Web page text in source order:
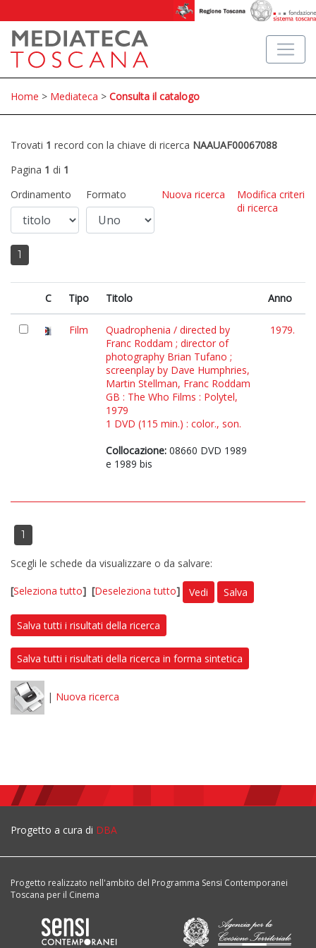
Home > Mediateca > Consulta il catalogo
Trovati 1 record con la chiave di ricerca NAAUAF00067088
Pagina 1 di 1
Ordinamento
Formato Nuova ricerca
Modifica criteri
di ricerca
1
C Tipo Titolo Anno
Film
Quadrophenia / directed by
Franc Roddam ; director of
photography Brian Tufano ;
screenplay by Dave Humphries,
Martin Stellman, Franc Roddam
GB : The Who Films : Polytel,
1979
1 DVD (115 min.) : color., son.
Collocazione: 08660 DVD 1989
e 1989 bis
1979.
1
Scegli le schede da visualizzare o da salvare:
[Seleziona tutto] [Deseleziona tutto] Vedi Salva
Salva tutti i risultati della ricerca
Salva tutti i risultati della ricerca in forma sintetica
| Nuova ricerca
Progetto a cura di DBA
Progetto realizzato nell'ambito del Programma Sensi Contemporanei
Toscana per il Cinema